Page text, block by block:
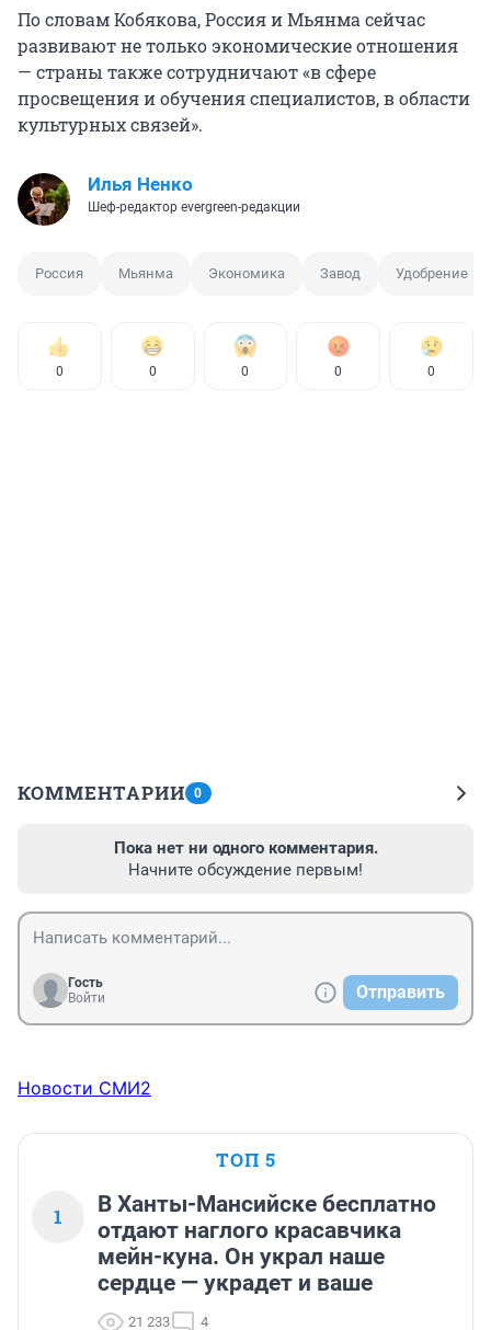
По словам Кобякова, Россия и Мьянма сейчас
развивают не только экономические отношения
— страны также сотрудничают «в сфере
просвещения и обучения специалистов, в области
культурных связей».
Илья Ненко
Шеф-редактор evergreen-редакции
Россия Мьянма Экономика Завод Удобрение
0 0 0 0 0
КОММЕНТАРИИ 0
Пока нет ни одного комментария.
Начните обсуждение первым!
Гость
Войти
Отправить
Новости СМИ2
ТОП 5
1
В Ханты-Мансийске бесплатно
отдают наглого красавчика
мейн-куна. Он украл наше
сердце — украдет и ваше
21 233 4